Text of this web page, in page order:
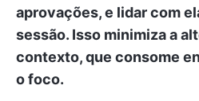
aprovações, e lidar com
sessão. Isso minimiza a
contexto, que consome
o foco.